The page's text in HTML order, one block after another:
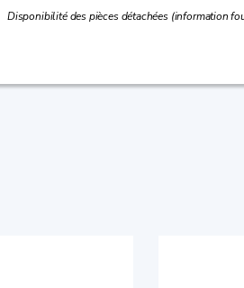
Disponibilité des pièces détachées (information